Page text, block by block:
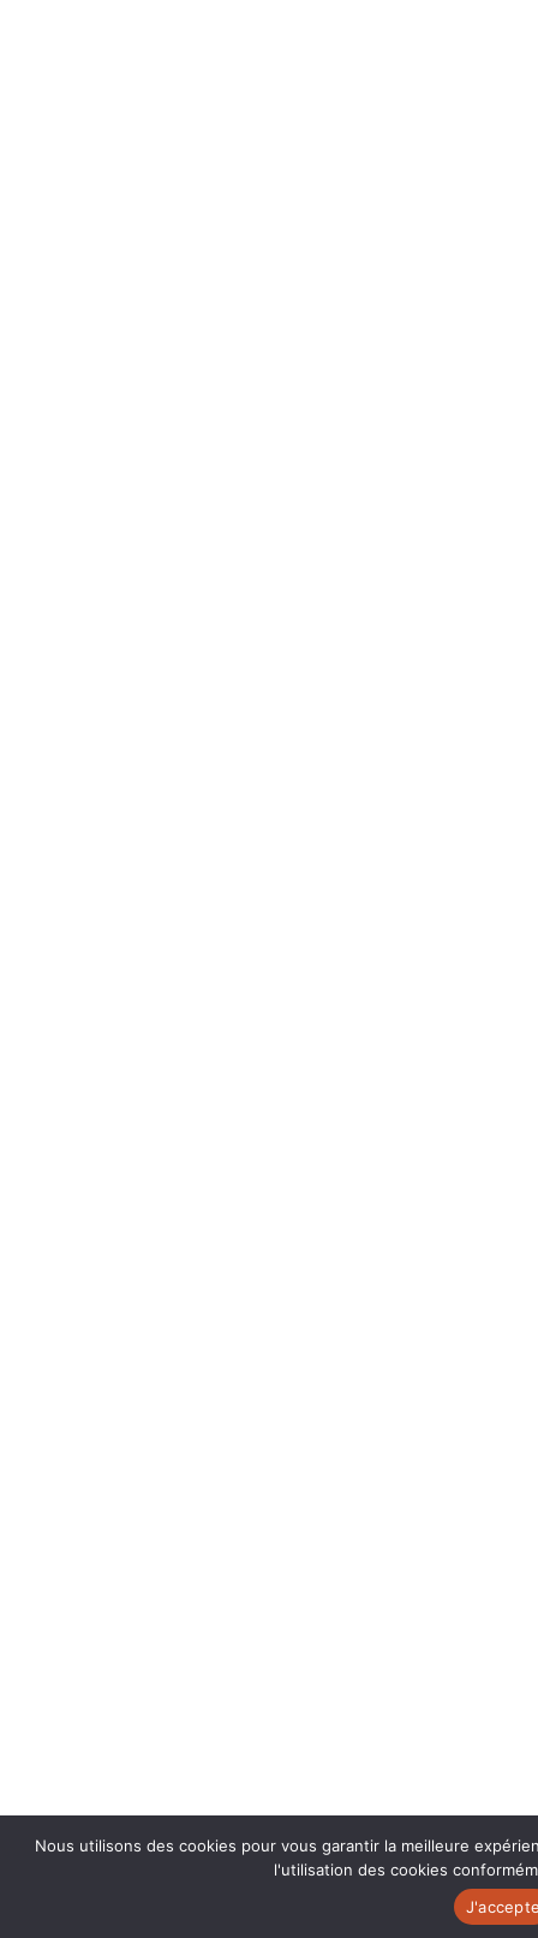
Nous utilisons des cookies pour vous garantir la meilleure
l'utilisation des cookies